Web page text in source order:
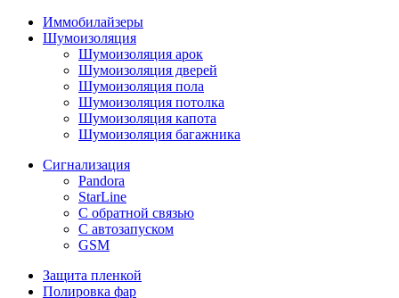
Иммобилайзеры
Шумоизоляция
Шумоизоляция арок
Шумоизоляция дверей
Шумоизоляция пола
Шумоизоляция потолка
Шумоизоляция капота
Шумоизоляция багажника
Сигнализация
Pandora
StarLine
С обратной связью
С автозапуском
GSM
Защита пленкой
Полировка фар